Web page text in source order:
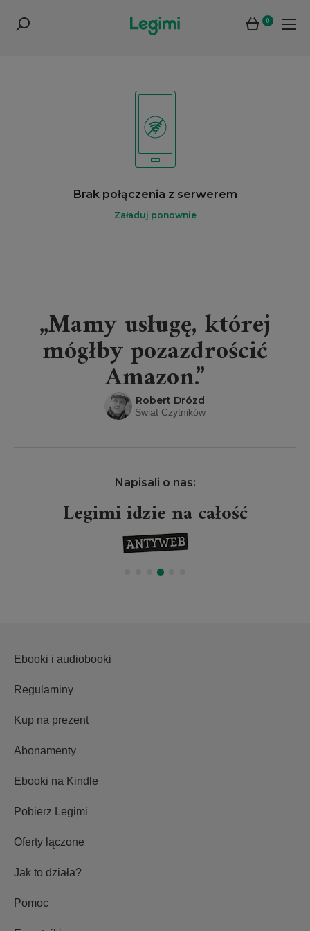
0
Brak połączenia z serwerem
Załaduj ponownie
„Mamy usługę, której
mógłby pozazdrościć
Amazon.”
Robert Drózd
Świat Czytników
Napisali o nas:
Legimi idzie na całość
Ebooki i audiobooki
Regulaminy
Kup na prezent
Abonamenty
Ebooki na Kindle
Pobierz Legimi
Oferty łączone
Jak to działa?
Pomoc